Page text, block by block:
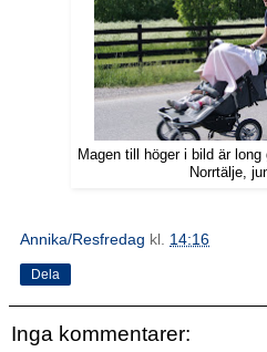
Magen till höger i bild är
Norrtälje,
Annika/Resfredag kl. 14:16
Dela
Inga kommentarer: